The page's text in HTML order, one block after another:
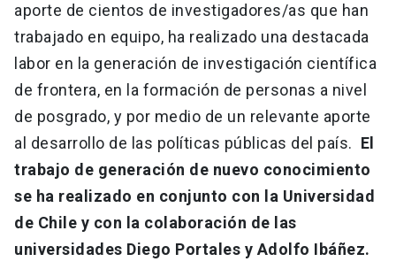
aporte de cientos de investigadores/as que han
trabajado en equipo, ha realizado una destacada
labor en la generación de investigación científica
de frontera, en la formación de personas a nivel
de posgrado, y por medio de un relevante aporte
al desarrollo de las políticas públicas del país. El
trabajo de generación de nuevo conocimiento
se ha realizado en conjunto con la Universidad
de Chile y con la colaboración de las
universidades Diego Portales y Adolfo Ibáñez.